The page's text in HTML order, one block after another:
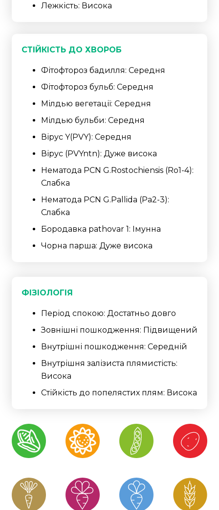
Лежкість: Висока
СТІЙКІСТЬ ДО ХВОРОБ
Фітофтороз бадилля: Середня
Фітофтороз бульб: Середня
Мілдью вегетації: Середня
Мілдью бульби: Середня
Вірус Y(PVY): Середня
Вірус (PVYntn): Дуже висока
Нематода PCN G.Rostochiensis (Ro1-4):
Слабка
Нематода PCN G.Pallida (Pa2-3):
Слабка
Бородавка pathovar 1: Імунна
Чорна парша: Дуже висока
ФІЗІОЛОГІЯ
Період спокою: Достатньо довго
Зовнішні пошкодження: Підвищений
Внутрішні пошкодження: Середній
Внутрішня залізиста плямистість:
Висока
Стійкість до попелястих плям: Висока